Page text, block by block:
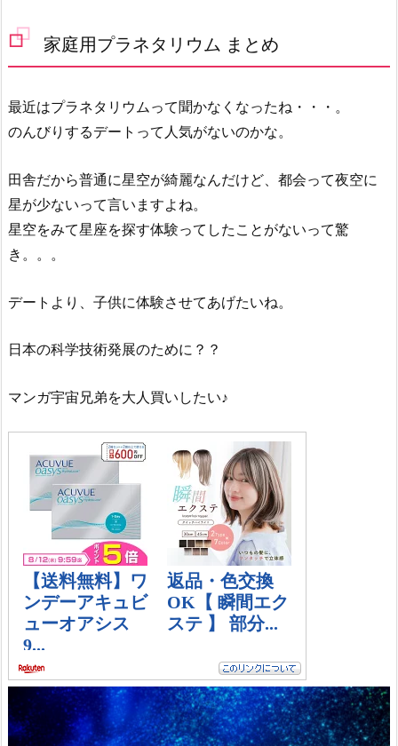
家庭用プラネタリウム まとめ
最近はプラネタリウムって聞かなくなったね・・・。
のんびりするデートって人気がないのかな。
田舎だから普通に星空が綺麗なんだけど、都会って夜空に
星が少ないって言いますよね。
星空をみて星座を探す体験ってしたことがないって驚
き。。。
デートより、子供に体験させてあげたいね。
日本の科学技術発展のために？？
マンガ宇宙兄弟を大人買いしたい♪